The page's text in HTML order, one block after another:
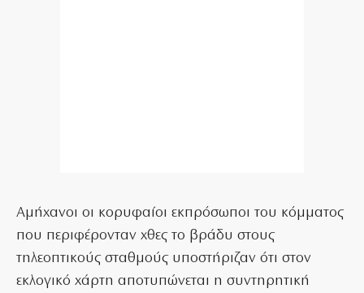
Αμήχανοι οι κορυφαίοι εκπρόσωποι του κόμματος
που περιφέρονταν χθες το βράδυ στους
τηλεοπτικούς σταθμούς υποστήριζαν ότι στον
εκλογικό χάρτη αποτυπώνεται η συντηρητική